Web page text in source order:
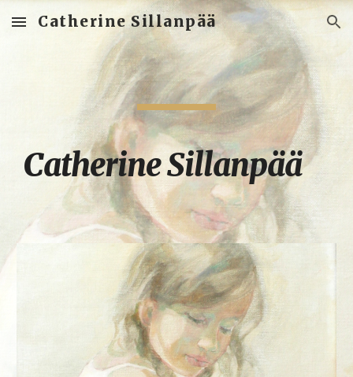
Skip to main content Skip to navigation
Catherine Sillanpää
Catherine Sillanpää